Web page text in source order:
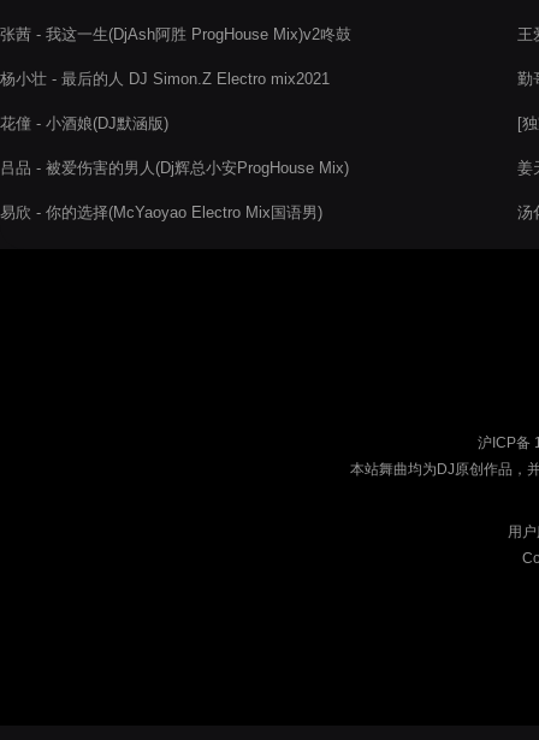
张茜 - 我这一生(DjAsh阿胜 ProgHouse Mix)v2咚鼓
杨小壮 - 最后的人 DJ Simon.Z Electro mix2021
花僮 - 小酒娘(DJ默涵版)
吕品 - 被爱伤害的男人(Dj辉总小安ProgHouse Mix)
易欣 - 你的选择(McYaoyao Electro Mix国语男)
王
勤
[
姜
汤
沪ICP备
本站舞曲均为DJ原创作品，
用